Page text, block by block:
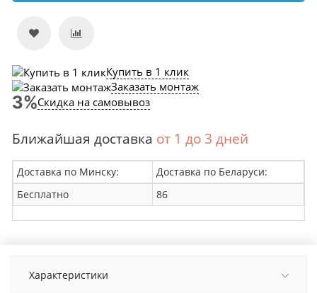
Купить в 1 клик
Заказать монтаж
Скидка на самовывоз
Ближайшая доставка от 1 до 3 дней
Доставка по Минску:
Доставка по Беларуси:
Бесплатно
86
Характеристики